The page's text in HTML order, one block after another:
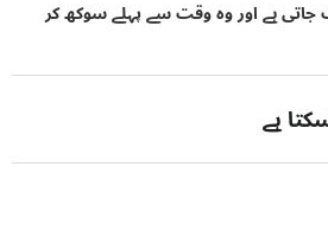
ہے اور وہ وقت سے پہلے سوکھ کر